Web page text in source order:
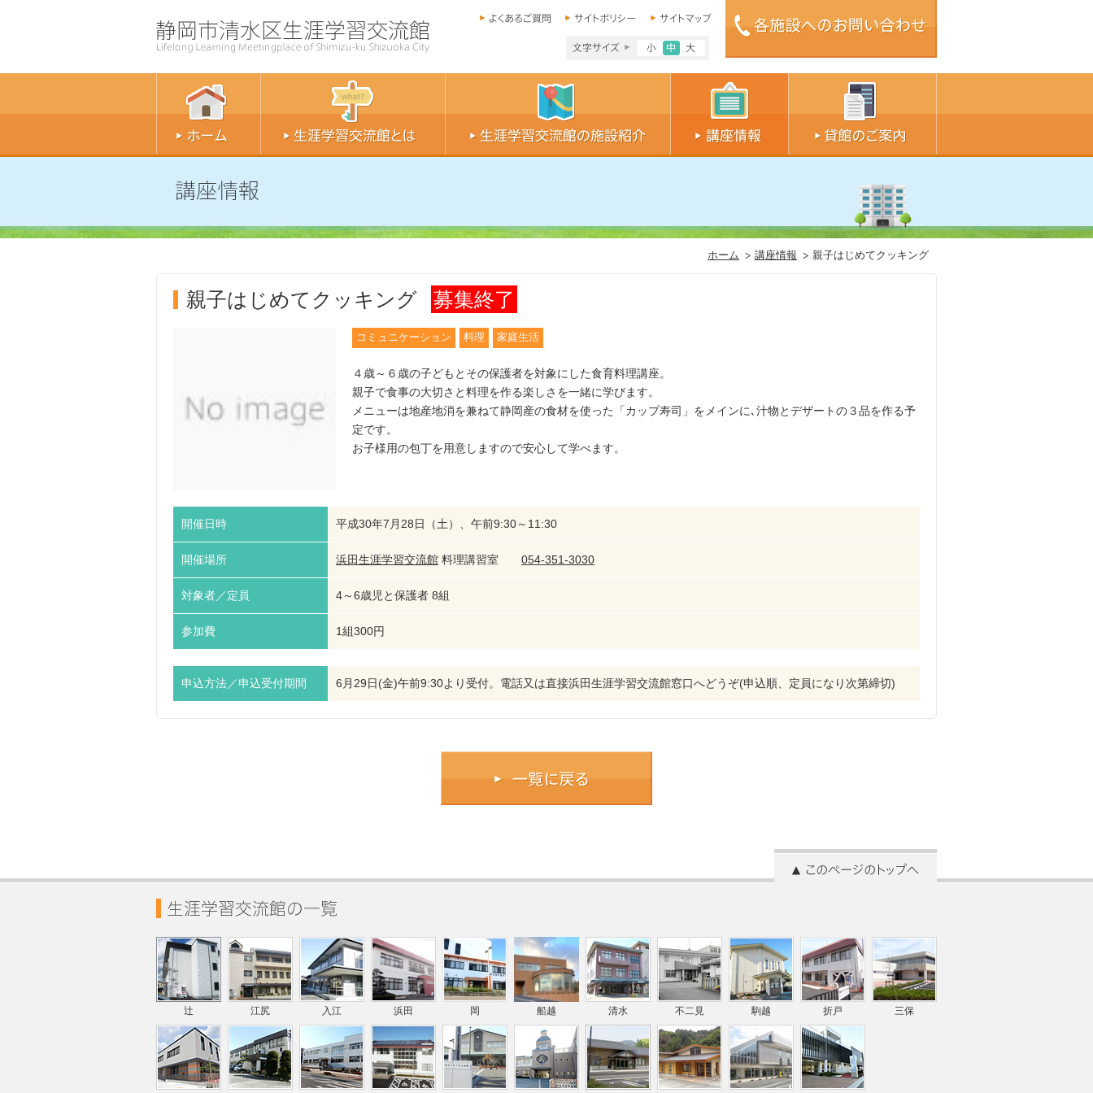
文字サイズ小
文字サイズ中
ホーム 講座情報 親子はじめてクッキング
親子はじめてクッキング 募集終了
コミュニケーション 料理 家庭生活
４歳～６歳の子どもとその保護者を対象にした食育料理講座。
親子で食事の大切さと料理を作る楽しさを一緒に学びます。
メニューは地産地消を兼ねて静岡産の食材を使った「カップ寿司」をメインに､汁物とデザートの３品を作る予
定です。
お子様用の包丁を用意しますので安心して学べます。
開催日時 平成30年7月28日（土）、午前9:30～11:30
開催場所 浜田生涯学習交流館 料理講習室 054-351-3030
対象者／定員 4～6歳児と保護者 8組
参加費 1組300円
申込方法／申込受付期間 6月29日(金)午前9:30より受付。電話又は直接浜田生涯学習交流館窓口へどうぞ(申込順、定員になり次第締切)
辻 江尻 入江 浜田 岡 船越 清水 不二見 駒越 折戸 三保